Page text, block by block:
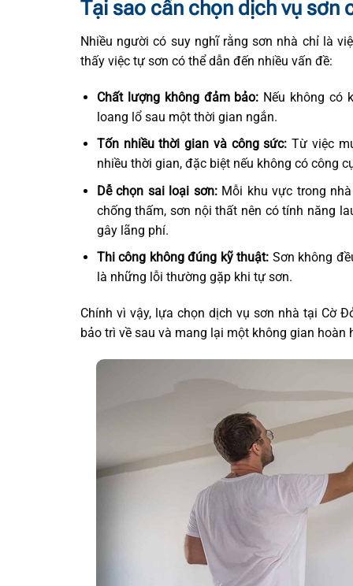
Tại sao cần chọn dịch vụ sơn
Nhiều người có suy nghĩ rằng sơn nhà chỉ là
thấy việc tự sơn có thể dẫn đến nhiều vấn đề:
Chất lượng không đảm bảo: Nếu không có
loang lổ sau một thời gian ngắn.
Tốn nhiều thời gian và công sức:Từ việc
nhiều thời gian, đặc biệt nếu không có công
Dễ chọn sai loại sơn:Mỗi khu vực trong
chống thấm, sơn nội thất nên có tính năng
gây lãng phí.
Thi công không đúng kỹ thuật: Sơn không
là những lỗi thường gặp khi tự sơn.
Chính vì vậy, lựa chọn dịch vụ sơn nhà tại Cờ
bảo trì về sau và mang lại một không gian hoàn